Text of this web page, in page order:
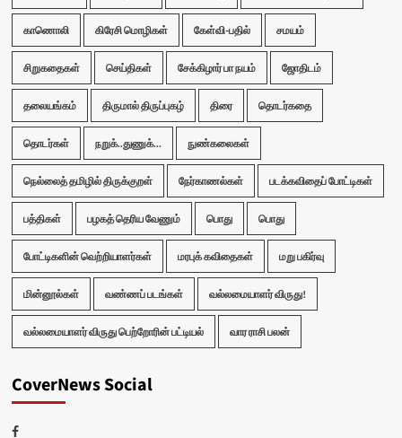
காணொலி கிரேசி மொழிகள் கேள்வி-பதில் சமயம்
சிறுகதைகள் செய்திகள் சேக்கிழார் பா நயம் ஜோதிடம்
தலையங்கம் திருமால் திருப்புகழ் திரை தொடர்கதை
தொடர்கள் நறுக்..துணுக்... நுண்கலைகள்
நெல்லைத் தமிழில் திருக்குறள் நேர்காணல்கள் படக்கவிதைப் போட்டிகள்
பத்திகள் பழகத் தெரிய வேணும் பொது பொது
போட்டிகளின் வெற்றியாளர்கள் மரபுக் கவிதைகள் மறு பகிர்வு
மின்னூல்கள் வண்ணப் படங்கள் வல்லமையாளர் விருது!
வல்லமையாளர் விருது பெற்றோரின் பட்டியல் வார ராசி பலன்
CoverNews Social
Facebook